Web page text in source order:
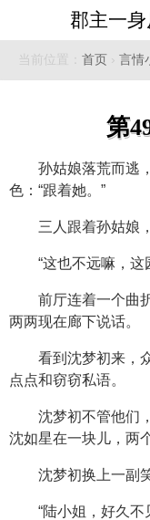
郡主一
当前位置： 首页 › 言情
第
孙姑娘落荒而逃
色：“跟着她。”
三人跟着孙姑娘
“这也不远嘛，这
前厅连着一个曲
两两现在廊下说话。
看到沈梦初来，
点点和窃窃私语。
沈梦初不管他们
沈如星在一块儿，两
沈梦初换上一副
“陆小姐，好久